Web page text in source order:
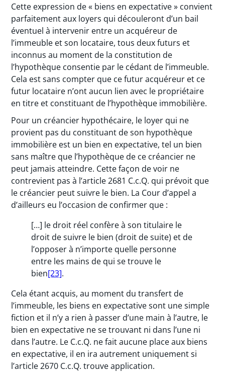
Cette expression de « biens en expectative » convient
parfaitement aux loyers qui découleront d’un bail
éventuel à intervenir entre un acquéreur de
l’immeuble et son locataire, tous deux futurs et
inconnus au moment de la constitution de
l’hypothèque consentie par le cédant de l’immeuble.
Cela est sans compter que ce futur acquéreur et ce
futur locataire n’ont aucun lien avec le propriétaire
en titre et constituant de l’hypothèque immobilière.
Pour un créancier hypothécaire, le loyer qui ne
provient pas du constituant de son hypothèque
immobilière est un bien en expectative, tel un bien
sans maître que l’hypothèque de ce créancier ne
peut jamais atteindre. Cette façon de voir ne
contrevient pas à l’article 2681 C.c.Q. qui prévoit que
le créancier peut suivre le bien. La Cour d’appel a
d’ailleurs eu l’occasion de confirmer que :
[…] le droit réel confère à son titulaire le
droit de suivre le bien (droit de suite) et de
l’opposer à n’importe quelle personne
entre les mains de qui se trouve le
bien[23].
Cela étant acquis, au moment du transfert de
l’immeuble, les biens en expectative sont une simple
fiction et il n’y a rien à passer d’une main à l’autre, le
bien en expectative ne se trouvant ni dans l’une ni
dans l’autre. Le C.c.Q. ne fait aucune place aux biens
en expectative, il en ira autrement uniquement si
l’article 2670 C.c.Q. trouve application.